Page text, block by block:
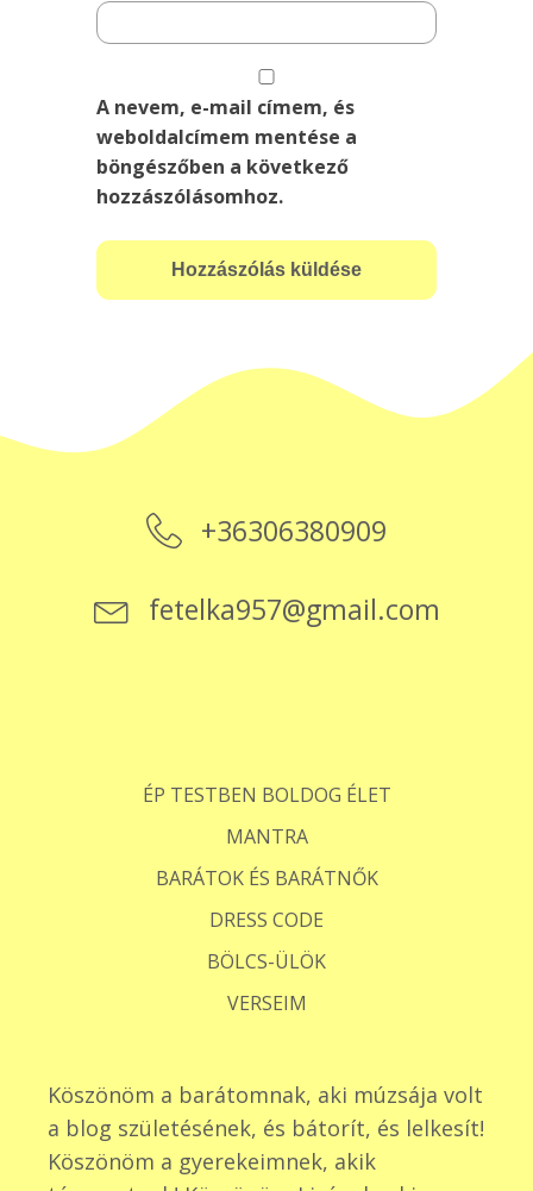
A nevem, e-mail címem, és
weboldalcímem mentése a
böngészőben a következő
hozzászólásomhoz.
+36306380909
fetelka957@gmail.com
ÉP TESTBEN BOLDOG ÉLET
MANTRA
BARÁTOK ÉS BARÁTNŐK
DRESS CODE
BÖLCS-ÜLÖK
VERSEIM
Köszönöm a barátomnak, aki múzsája volt
a blog születésének, és bátorít, és lelkesít!
Köszönöm a gyerekeimnek, akik